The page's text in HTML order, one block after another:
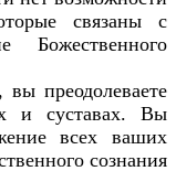
связаны с
преодолеваете
и суставах. Вы
всех ваших
сознания